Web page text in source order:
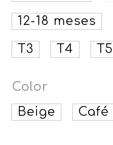
12-18 meses
T3
T4 T5
Color
Beige
Café